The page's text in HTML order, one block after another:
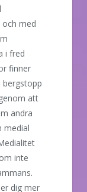
med
i fred
finner
att
andra
medial
inte
dig mer